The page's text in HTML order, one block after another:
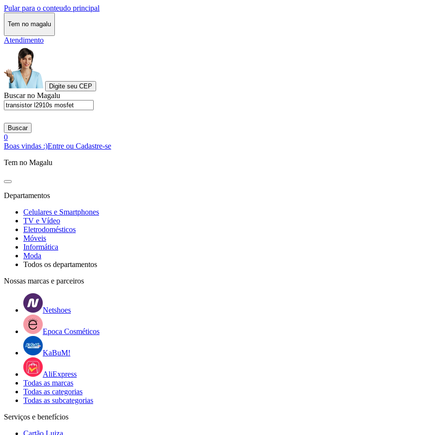
Pular para o conteudo principal
Tem no magalu
Atendimento
Digite seu CEP
Buscar no Magalu
Buscar
0
Boas vindas :)Entre ou Cadastre-se
Tem no Magalu
Departamentos
Celulares e Smartphones
TV e Vídeo
Eletrodomésticos
Móveis
Informática
Moda
Todos os departamentos
Nossas marcas e parceiros
Netshoes
Epoca Cosméticos
KaBuM!
AliExpress
Todas as marcas
Todas as categorias
Todas as subcategorias
Serviços e benefícios
Cartão Luiza